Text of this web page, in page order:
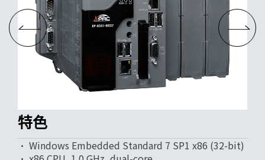
特色
• Windows Embedded Standard 7 SP1 x86 (32-bit)